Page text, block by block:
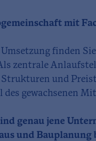
mit
Umsetzung finden
zentrale
und
des gewachsenen
genau jene
und Bauplanung